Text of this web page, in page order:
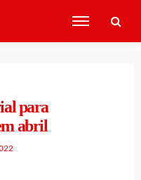
para
abril